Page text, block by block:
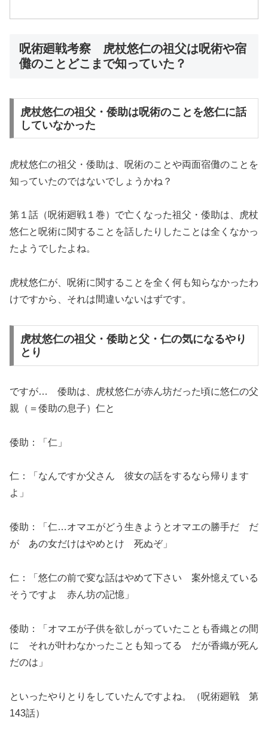
呪術廻戦考察 虎杖悠仁の祖父は呪術や宿
儺のことどこまで知っていた？
虎杖悠仁の祖父・倭助は呪術のことを悠仁に話
していなかった
虎杖悠仁の祖父・倭助は、呪術のことや両面宿儺のことを
知っていたのではないでしょうかね？
第１話（呪術廻戦１巻）で亡くなった祖父・倭助は、虎杖
悠仁と呪術に関することを話したりしたことは全くなかっ
たようでしたよね。
虎杖悠仁が、呪術に関することを全く何も知らなかったわ
けですから、それは間違いないはずです。
虎杖悠仁の祖父・倭助と父・仁の気になるやり
とり
ですが… 倭助は、虎杖悠仁が赤ん坊だった頃に悠仁の父
親（＝倭助の息子）仁と
倭助：「仁」
仁：「なんですか父さん 彼女の話をするなら帰ります
よ」
倭助：「仁…オマエがどう生きようとオマエの勝手だ だ
が あの女だけはやめとけ 死ぬぞ」
仁：「悠仁の前で変な話はやめて下さい 案外憶えている
そうですよ 赤ん坊の記憶」
倭助：「オマエが子供を欲しがっていたことも香織との間
に それが叶わなかったことも知ってる だが香織が死ん
だのは」
といったやりとりをしていたんですよね。（呪術廻戦 第
143話）